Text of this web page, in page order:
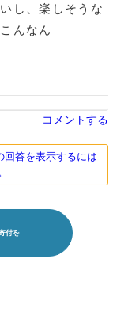
し、楽しそうな
んなん
コメントする
回答を表示するには